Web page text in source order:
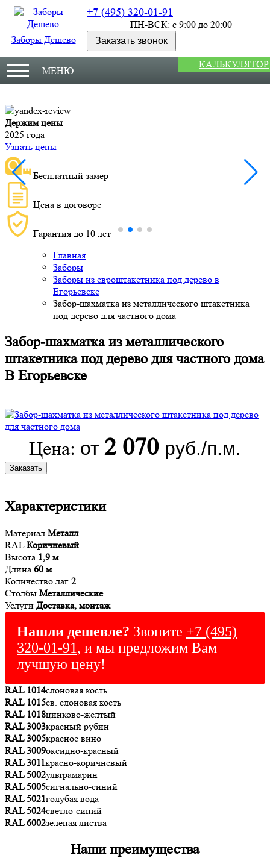
Заборы Дешево
+7 (495) 320-01-91
ПН-ВСК: с 9:00 до 20:00
Заказать звонок
МЕНЮ
КАЛЬКУЛЯТОР
Держим цены
2025 года
Узнать цены
Бесплатный замер
Цена в договоре
Гарантия до 10 лет
Главная
Заборы
Заборы из евроштакетника под дерево в
Егорьевске
Забор-шахматка из металлического штакетника
под дерево для частного дома
Забор-шахматка из металлического
штакетника под дерево для частного дома
В Егорьевске
Цена: от 2 070 руб./п.м.
Заказать
Характеристики
Материал Металл
RALКоричневый
Высота 1,9 м
Длина 60 м
Количество лаг 2
Столбы Металлические
Услуги Доставка, монтаж
Нашли дешевле? Звоните +7 (495)
320-01-91, и мы предложим Вам
лучшую цену!
RAL 1014слоновая кость
RAL 1015св. слоновая кость
RAL 1018цинково-желтый
RAL 3003красный рубин
RAL 3005красное вино
RAL 3009оксидно-красный
RAL 3011красно-коричневый
RAL 5002ультрамарин
RAL 5005сигнально-синий
RAL 5021голубая вода
RAL 5024светло-синий
RAL 6002зеленая листва
Наши преимущества